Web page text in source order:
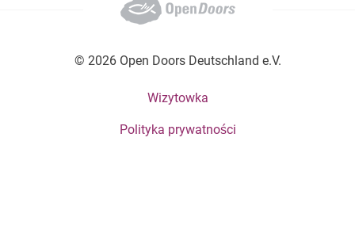
© 2026 Open Doors Deutschland e.V.
Footer bottom menuWizytowka
Polityka prywatności